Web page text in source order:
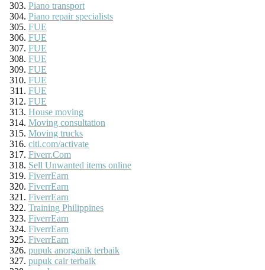
Piano transport
Piano repair specialists
FUE
FUE
FUE
FUE
FUE
FUE
FUE
FUE
House moving
Moving consultation
Moving trucks
citi.com/activate
Fiverr.Com
Sell Unwanted items online
FiverrEarn
FiverrEarn
FiverrEarn
Training Philippines
FiverrEarn
FiverrEarn
FiverrEarn
pupuk anorganik terbaik
pupuk cair terbaik